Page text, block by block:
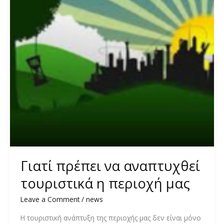
Γιατί πρέπει να αναπτυχθεί
τουριστικά η περιοχή μας
Leave a Comment / news
Η τουριστική ανάπτυξη της περιοχής μας δεν είναι μόνο